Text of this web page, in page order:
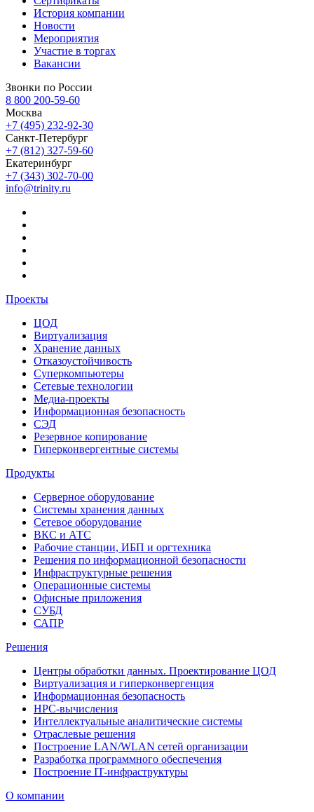
История компании
Новости
Мероприятия
Участие в торгах
Вакансии
Звонки по России
8 800 200-59-60
Москва
+7 (495) 232-92-30
Санкт-Петербург
+7 (812) 327-59-60
Екатеринбург
+7 (343) 302-70-00
info@trinity.ru
Проекты
ЦОД
Виртуализация
Хранение данных
Отказоустойчивость
Суперкомпьютеры
Сетевые технологии
Медиа-проекты
Информационная безопасность
СЭД
Резервное копирование
Гиперконвергентные системы
Продукты
Серверное оборудование
Системы хранения данных
Сетевое оборудование
ВКС и АТС
Рабочие станции, ИБП и оргтехника
Решения по информационной безопасности
Инфраструктурные решения
Операционные системы
Офисные приложения
СУБД
САПР
Решения
Центры обработки данных. Проектирование ЦОД
Виртуализация и гиперконвергенция
Информационная безопасность
HPC-вычисления
Интеллектуальные аналитические системы
Отраслевые решения
Построение LAN/WLAN сетей организации
Разработка программного обеспечения
Построение IT-инфраструктуры
О компании